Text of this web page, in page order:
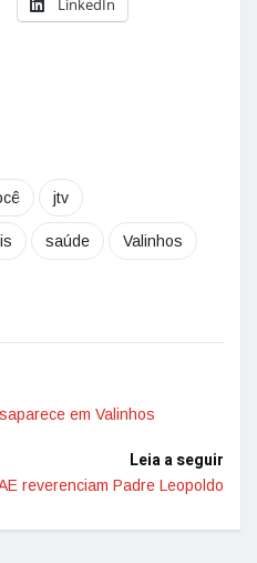
LinkedIn
jtv
saúde Valinhos
em Valinhos
Leia a seguir
reverenciam Padre Leopoldo